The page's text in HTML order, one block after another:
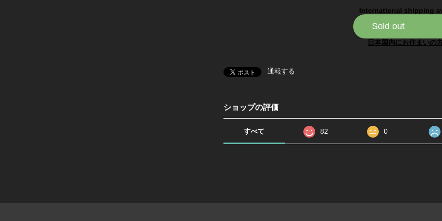
International shipping
Sold out
日本国内にお住まいの
通報する
ショップの評価
すべて 82 0